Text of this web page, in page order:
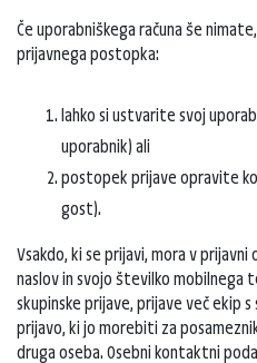
Če uporabniškega računa še
prijavnega postopka:
lahko si ustvarite svoj
uporabnik) ali
postopek prijave opravite
gost).
Vsakdo, ki se prijavi, mora v
naslov in svojo številko mobilnega
skupinske prijave, prijave več ekip
prijavo, ki jo morebiti za
druga oseba. Osebni kontaktni